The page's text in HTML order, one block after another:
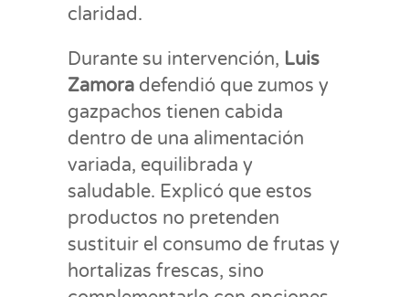
claridad.
Durante su intervención, Luis
Zamora defendió que zumos y
gazpachos tienen cabida
dentro de una alimentación
variada, equilibrada y
saludable. Explicó que estos
productos no pretenden
sustituir el consumo de frutas y
hortalizas frescas, sino